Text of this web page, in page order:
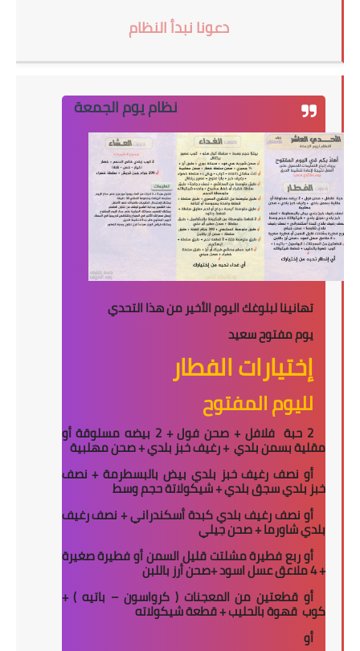
دعونا نبدأ النظام
نظام يوم الجمعة
تهانينا لبلوغك اليوم الأخير من هذا التحدي
يوم مفتوح سعيد
إختيارات الفطار
لليوم المفتوح
2 حبة فلافل + صحن فول + 2 بيضه مسلوقة أو
مقلية بسمن بلدي + رغيف خبز بلدي + صحن مهلبية
أو نصف رغيف خبز بلدي بيض بالبسطرمة + نصف
خبز بلدي سجق بلدي + شيكولاتة حجم وسط
أو نصف رغيف بلدي كبدة أسكندراني + نصف رغيف
بلدي شاورما + صحن جيلي
أو ربع فطيرة مشلتت قليل السمن أو فطيرة صغيرة
+ 4 ملاعق عسل اسود +صحن أرز باللبن
أو قطعتين من المعجنات ( كرواسون – باتيه ) +
كوب قهوة بالحليب + قطعة شيكولاته
أو